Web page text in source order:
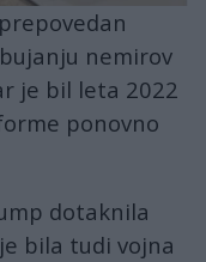
nemirov
je bil leta 2022
ponovno
dotaknila
bila tudi vojna